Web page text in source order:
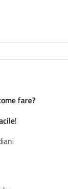
fare?